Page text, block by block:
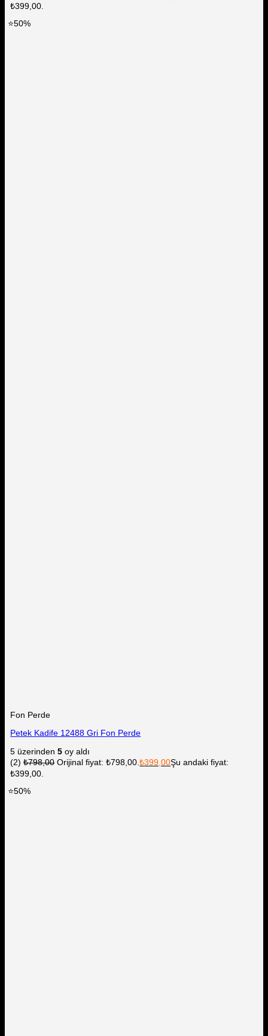
₺399,00.
⭐50%
Fon Perde
Petek Kadife 12488 Gri Fon Perde
5 üzerinden5 oy aldı
(2) ₺798,00 Orijinal fiyat: ₺798,00.₺399,00Şu andaki fiyat:
₺399,00.
⭐50%